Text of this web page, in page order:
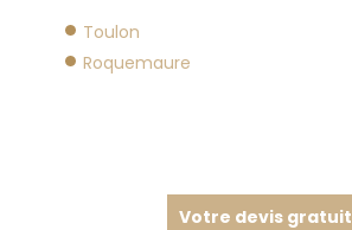
Toulon
Roquemaure
Votre devis gratuit